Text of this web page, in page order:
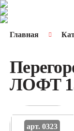
Главная
ЛОФТ
арт. 0323